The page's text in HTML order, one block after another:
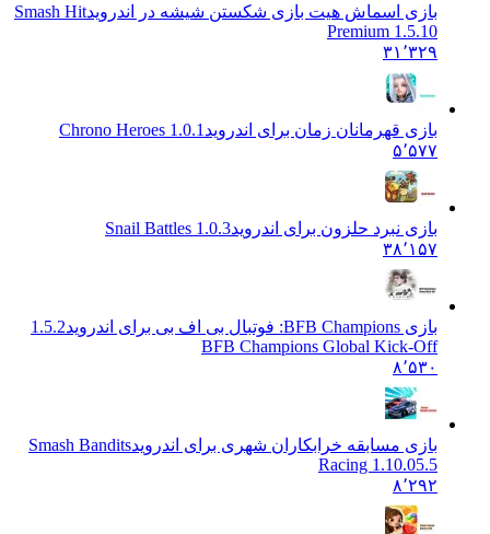
بازی اسماش هیت بازی شکستن شیشه در اندروید
Smash Hit
Premium 1.5.10
۳۱٬۳۲۹
بازی قهرمانان زمان برای اندروید 1.0.1 Chrono Heroes
بازی نبرد حلزون برای اندروید Snail Battles 1.0.3
۳۸٬۱۵۷
1.5.2
BFB Champions Global Kick-Off
بازی مسابقه خرابکاران شهری برای اندروید Smash Bandits
Racing 1.10.05.5